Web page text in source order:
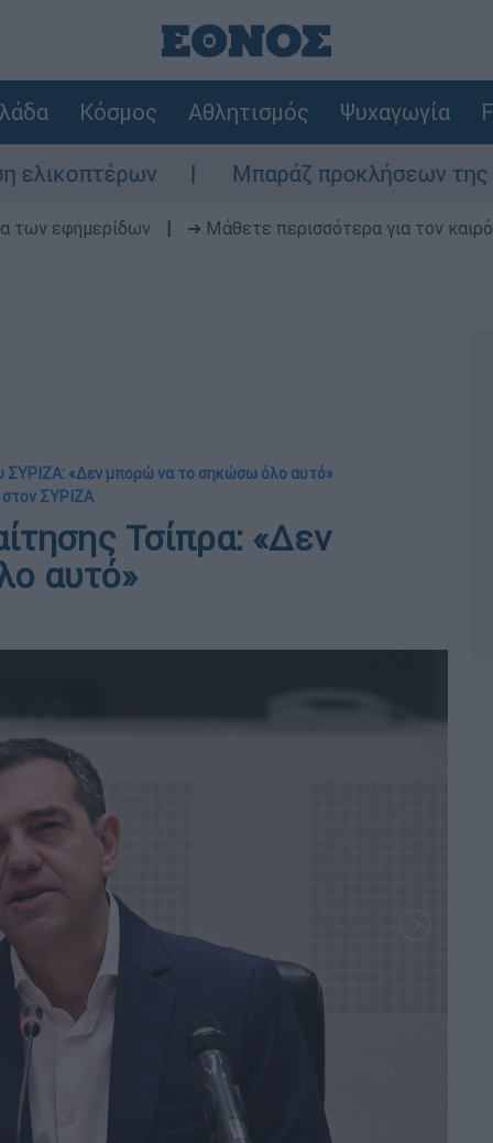
Κόσμος Αθλητισμός Ψυχαγωγία
Μπαράζ προκλήσεων της Άγκυρας
των εφημερίδων ➔ Μάθετε περισσότερα για τον
ΣΥΡΙΖΑ: «Δεν μπορώ να το σηκώσω όλο αυτό»
στον ΣΥΡΙΖΑ
Τσίπρα: «Δεν
αυτό»